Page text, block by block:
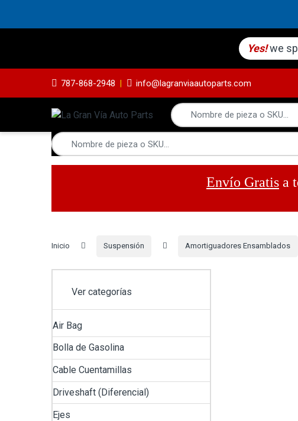
Yes! we
787-868-2948 info@lagranviaautoparts.com
Envío Gratis a
Inicio Suspensión Amortiguadores Ensamblados
Ver categorías
Air Bag
Bolla de Gasolina
Cable Cuentamillas
Driveshaft (Diferencial)
Ejes